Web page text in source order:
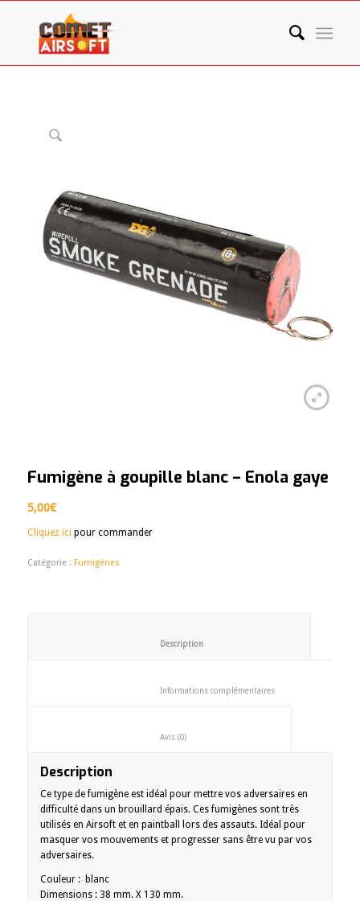
Fumigène à goupille blanc – Enola gaye
5,00€
Cliquez ici pour commander
Catégorie : Fumigènes
						Description
Informations
						Avis (0)
Description
Ce type de fumigène est idéal pour mettre vos adversaires en
difficulté dans un brouillard épais. Ces fumigènes sont très
utilisés en Airsoft et en paintball lors des assauts. Idéal pour
masquer vos mouvements et progresser sans être vu par vos
adversaires.
Couleur : blanc
Dimensions : 38 mm. X 130 mm.